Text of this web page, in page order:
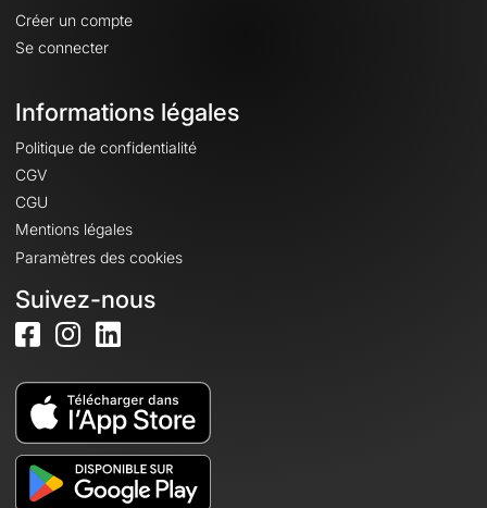
Créer un compte
Se connecter
Informations légales
Politique de confidentialité
CGV
CGU
Mentions légales
Paramètres des cookies
Suivez-nous